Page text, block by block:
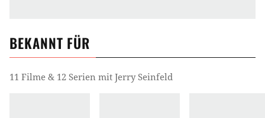
BEKANNT FÜR
11 Filme & 12 Serien mit Jerry Seinfeld